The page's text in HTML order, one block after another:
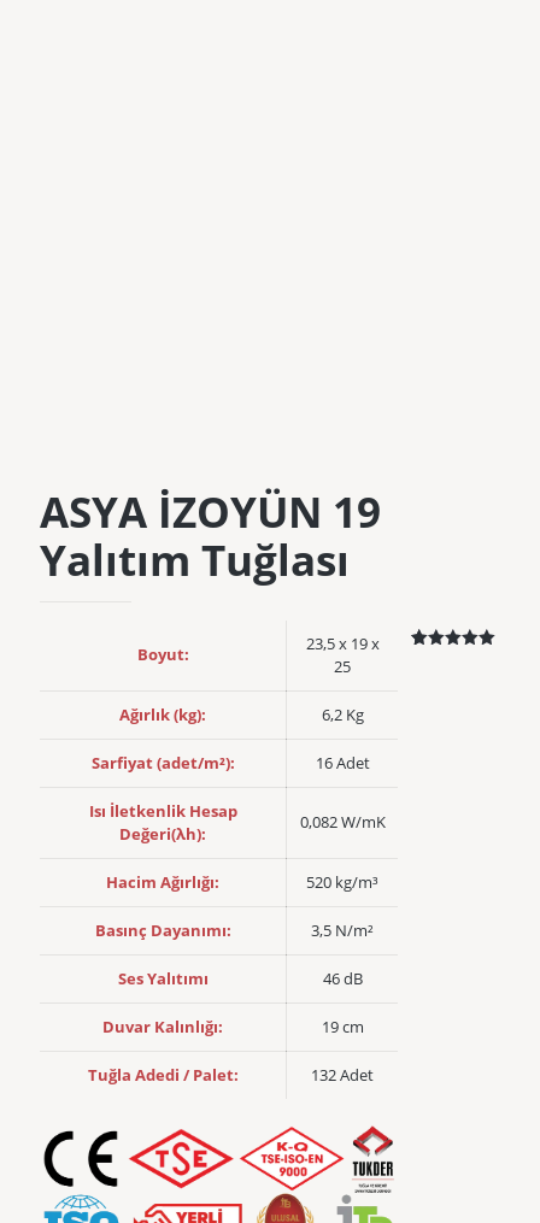
ASYA İZOYÜN 19
Yalıtım Tuğlası
Boyut:
23,5 x 19 x
25
Ağırlık (kg): 6,2 Kg
Sarfiyat (adet/m²): 16 Adet
Isı İletkenlik Hesap
Değeri(λh):
0,082 W/mK
Hacim Ağırlığı: 520 kg/m³
Basınç Dayanımı: 3,5 N/m²
Ses Yalıtımı 46 dB
Duvar Kalınlığı: 19 cm
Tuğla Adedi / Palet: 132 Adet